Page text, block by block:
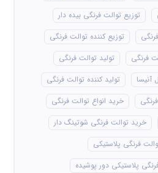
توزیع توالت فرنگی بیده دار
توزیع کننده توالت فرنگی
فرنگی
تولید توالت فرنگی
آنیسا
تولید کننده توالت فرنگی
خرید انواع توالت فرنگی
خرید توالت فرنگی شوتینگ دار
فرنگی پلاستیکی
پلاستیکی دور پوشیده